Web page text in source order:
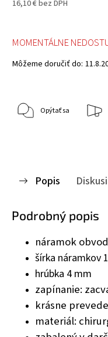
16,10 € bez DPH
MOMENTÁLNE
Môžeme doručiť do:
Opýtať sa
Popis
Podrobný popis
náramok
šírka náramkov
hrúbka 4 mm
zapínanie:
krásne
materiál: